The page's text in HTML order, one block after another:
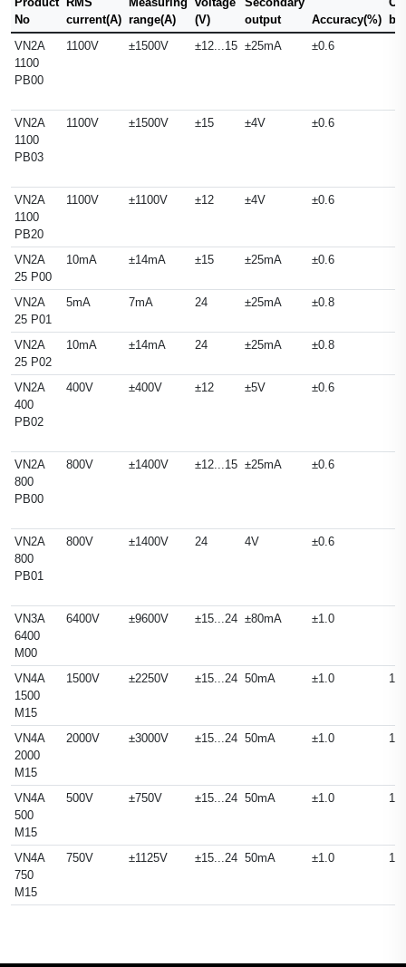
No
current(A) range(A)
(V)
output
Accuracy(%)
VN2A
1100
PB00
1100V ±1500V ±12...15 ±25mA ±0.6
VN2A
1100
PB03
1100V ±1500V ±15 ±4V ±0.6
VN2A
1100
PB20
1100V ±1100V ±12 ±4V ±0.6
VN2A
25 P00
10mA ±14mA ±15 ±25mA ±0.6
VN2A
25 P01
5mA 7mA 24 ±25mA ±0.8
VN2A
25 P02
10mA ±14mA 24 ±25mA ±0.8
VN2A
400
PB02
400V ±400V ±12 ±5V ±0.6
VN2A
800
PB00
800V ±1400V ±12...15 ±25mA ±0.6
VN2A
800
PB01
800V ±1400V 24 4V ±0.6
VN3A
6400
M00
6400V ±9600V ±15...24 ±80mA ±1.0
VN4A
1500
M15
1500V ±2250V ±15...24 50mA ±1.0 14
VN4A
2000
M15
2000V ±3000V ±15...24 50mA ±1.0 14
VN4A
500
M15
500V ±750V ±15...24 50mA ±1.0 14
VN4A
750
M15
750V ±1125V ±15...24 50mA ±1.0 14